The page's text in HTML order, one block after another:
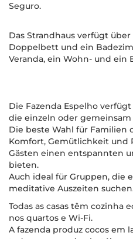
Seguro.
Das Strandhaus verfügt
Doppelbett und ein
Veranda, ein Wohn- und ein
Die Fazenda Espelho
die einzeln oder
Die beste Wahl für Familien
Komfort, Gemütlichkeit und
Gästen einen entspannten
bieten.
Auch ideal für Gruppen, die
meditative Auszeiten
Todas as casas têm cozinha
nos quartos e Wi-Fi.
A fazenda produz cocos em